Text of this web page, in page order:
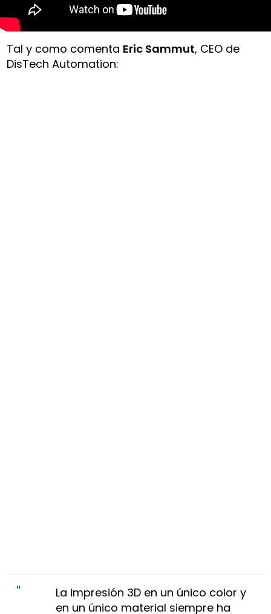
Tal y como comenta Eric Sammut, CEO de
DisTech Automation:
La impresión 3D en un único color y
en un único material siempre ha